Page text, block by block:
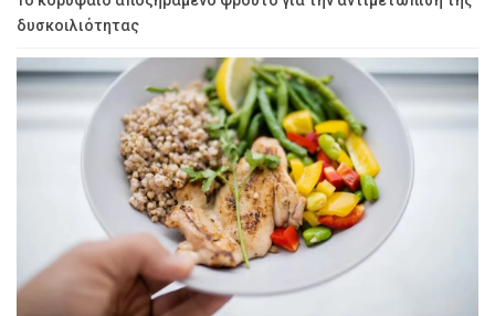
δυσκοιλιότητας